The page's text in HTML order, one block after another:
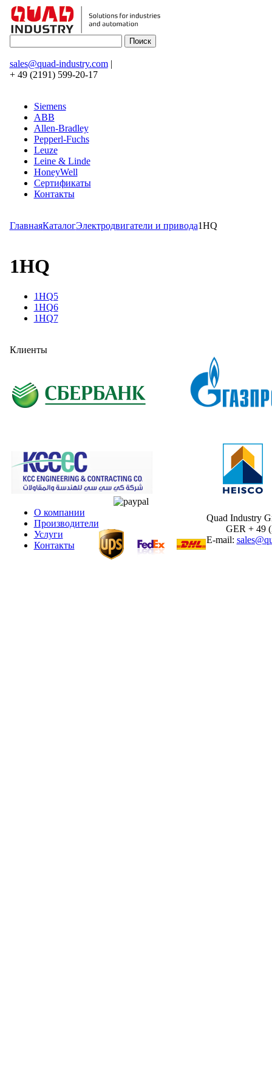
sales@quad-industry.com|
+ 49 (2191) 599-20-17
Siemens
ABB
Allen-Bradley
Pepperl-Fuchs
Leuze
Leine & Linde
HoneyWell
Сертификаты
Контакты
ГлавнаяКаталогЭлектродвигатели и привода1HQ
1HQ
1HQ5
1HQ6
1HQ7
Клиенты
О компании
Производители
Услуги
Контакты
Quad Industry
GER + 49
E-mail: